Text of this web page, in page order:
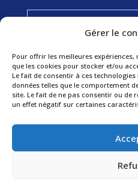
Gérer le
Pour offrir les meilleures
que les cookies pour stocker et/ou
Le fait de consentir à ces
données telles que le comportement
site. Le fait de ne pas consentir ou
un effet négatif sur certaines
Préserver votre
ADULTÈRE
GARDE D’ENFANTS
RECHERCHE DE DÉBITEURS